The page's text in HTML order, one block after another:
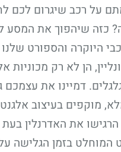
על רכב שיגרום לכם
כזה שיהפוך את המסע
היוקרה והספורט
הן לא רק מכוניות
דמיינו את
מוקפים בעיצוב
את האדרנלין
המוחלט בזמן הגלישה